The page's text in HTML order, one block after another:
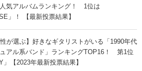
気アルバムランキング！ 1位は
」！ 【最新投票結果】
性が選ぶ】好きなギタリストがいる「1990年代
アル系バンド」ランキングTOP16！ 第1位
」【2023年最新投票結果】